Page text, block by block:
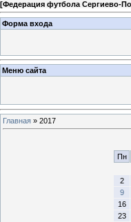
[Федерация футбола Сергиево-
Форма входа
Меню сайта
Главная » 2017
Пн
2
9
16
23